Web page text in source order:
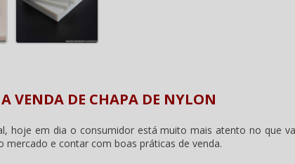
VENDA DE CHAPA DE NYLON
hoje em dia o consumidor está muito mais atento no que
e contar com boas práticas de venda.